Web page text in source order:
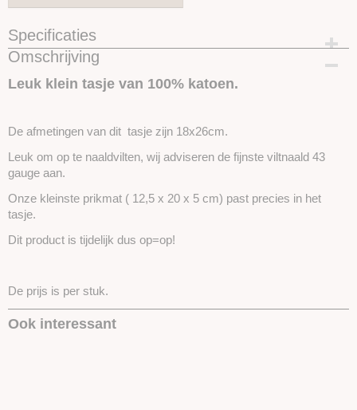
Specificaties
Productcode
Omschrijving
Leuk klein tasje van 100% katoen.
De afmetingen van dit tasje zijn 18x26cm.
Leuk om op te naaldvilten, wij adviseren de fijnste viltnaald 43
gauge aan.
Onze kleinste prikmat ( 12,5 x 20 x 5 cm) past precies in het
tasje.
Dit product is tijdelijk dus op=op!
De prijs is per stuk.
Ook interessant